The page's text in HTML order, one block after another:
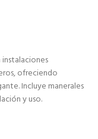
ofreciendo
Incluye manerales
y uso.